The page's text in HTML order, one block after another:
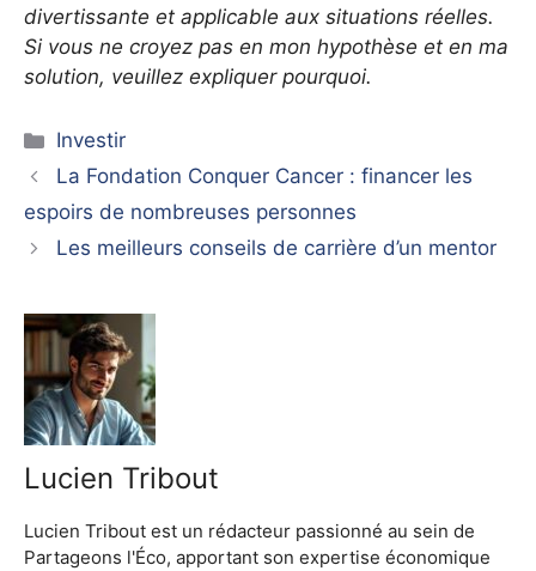
divertissante et applicable aux situations réelles.
Si vous ne croyez pas en mon hypothèse et en ma
solution, veuillez expliquer pourquoi.
Catégories
Investir
La Fondation Conquer Cancer : financer les
espoirs de nombreuses personnes
Les meilleurs conseils de carrière d’un mentor
Lucien Tribout
Lucien Tribout est un rédacteur passionné au sein de
Partageons l'Éco, apportant son expertise économique